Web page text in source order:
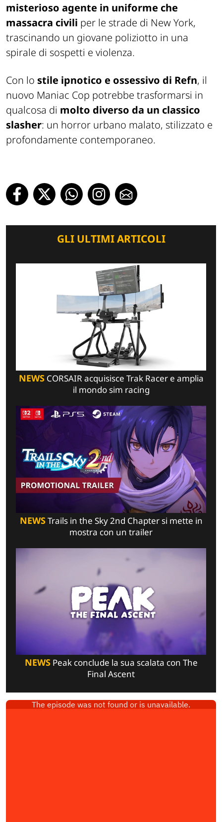
misterioso agente in uniforme che
massacra civili per le strade di New York,
trascinando un giovane poliziotto in una
spirale di sospetti e violenza.
Con lo stile ipnotico e ossessivo di Refn, il
nuovo Maniac Cop potrebbe trasformarsi in
qualcosa di molto diverso da un classico
slasher: un horror urbano malato, stilizzato e
profondamente contemporaneo.
GLI ULTIMI ARTICOLI
NEWSCORSAIR acquisisce Trak Racer e amplia
il mondo sim racing
NEWSTrails in the Sky 2nd Chapter si mette in
mostra con un trailer
NEWSPeak conclude la sua scalata con The
Final Ascent